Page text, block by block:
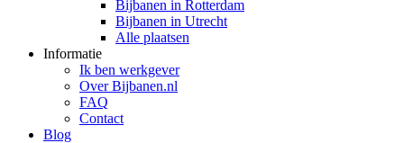
Bijbanen in Rotterdam
Bijbanen in Utrecht
Alle plaatsen
Informatie
Ik ben werkgever
Over Bijbanen.nl
FAQ
Contact
Blog